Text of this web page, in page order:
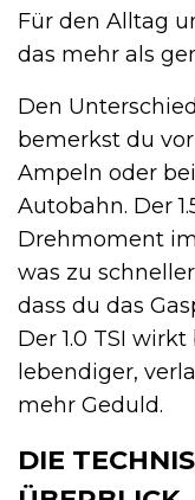
Für den Alltag
das mehr als
Den
bemerkst du
Ampeln oder
Autobahn. Der
Drehmoment
was zu
dass du das
Der 1.0 TSI
lebendiger,
mehr Geduld.
DIE